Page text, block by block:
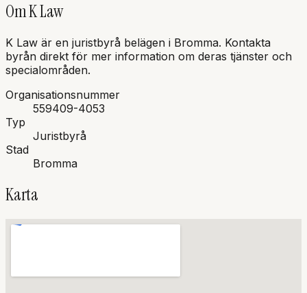
OmK Law
K Law är en juristbyrå belägen i Bromma. Kontakta
byrån direkt för mer information om deras tjänster och
specialområden.
Organisationsnummer
559409-4053
Typ
Juristbyrå
Stad
Bromma
Karta